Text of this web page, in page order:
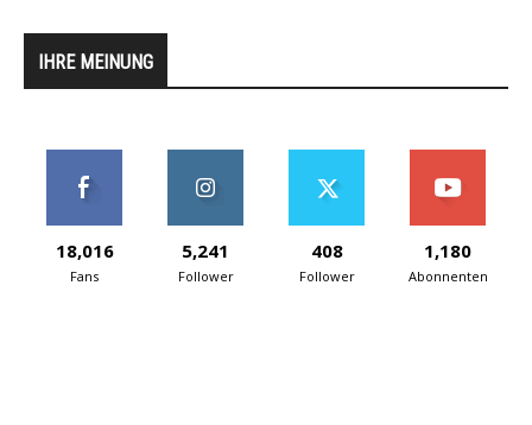
IHRE MEINUNG
18,016
Fans
5,241
Follower
408
Follower
1,180
Abonnenten